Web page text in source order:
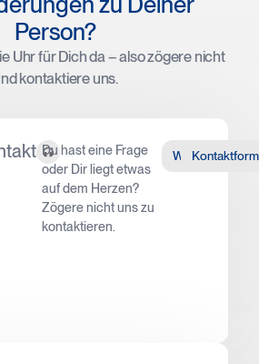
Person?
Uhr für Dich da – also zögere nicht
kontaktiere uns.
Du hast eine Frage
oder Dir liegt etwas
auf dem Herzen?
Zögere nicht uns zu
kontaktieren.
WhatsApp